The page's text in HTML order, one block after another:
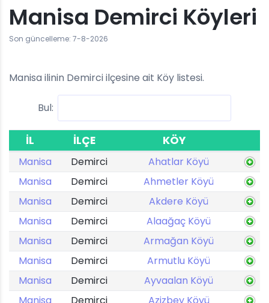
Manisa Demirci Köyleri
Son güncelleme: 7-8-2026
Manisa ilinin Demirci ilçesine ait Köy listesi.
Bul:
İL İLÇE KÖY
Manisa Demirci
Ahatlar Köyü
Manisa
Demirci
Ahmetler Köyü
Manisa
Demirci
Akdere Köyü
Manisa
Demirci
Alaağaç Köyü
Manisa
Demirci
Armağan Köyü
Manisa
Demirci
Armutlu Köyü
Manisa
Demirci
Ayvaalan Köyü